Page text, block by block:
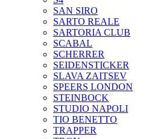
SAN SIRO
SARTO REALE
SARTORIA CLUB
SCABAL
SCHERRER
SEIDENSTICKER
SLAVA ZAITSEV
SPEERS LONDON
STEINBOCK
STUDIO NAPOLI
TIO BENETTO
TRAPPER